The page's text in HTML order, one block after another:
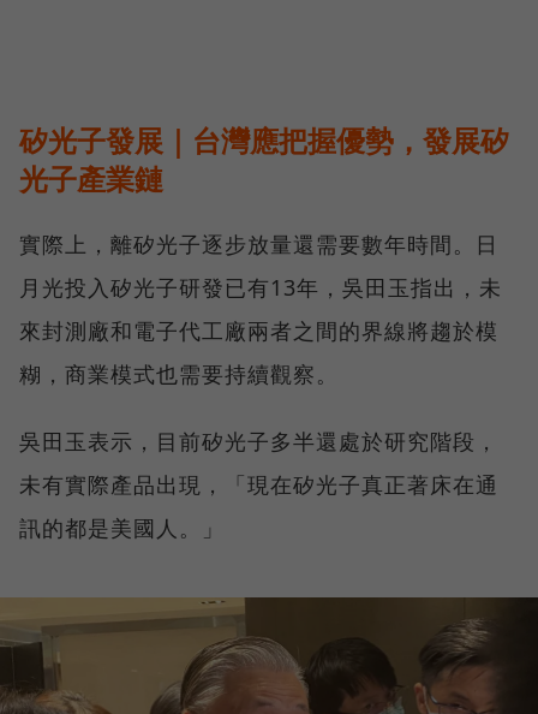
矽光子發展｜台灣應把握優勢，發展矽
光子產業鏈
實際上，離矽光子逐步放量還需要數年時間。日
月光投入矽光子研發已有13年，吳田玉指出，未
來封測廠和電子代工廠兩者之間的界線將趨於模
糊，商業模式也需要持續觀察。
吳田玉表示，目前矽光子多半還處於研究階段，
未有實際產品出現，「現在矽光子真正著床在通
訊的都是美國人。」